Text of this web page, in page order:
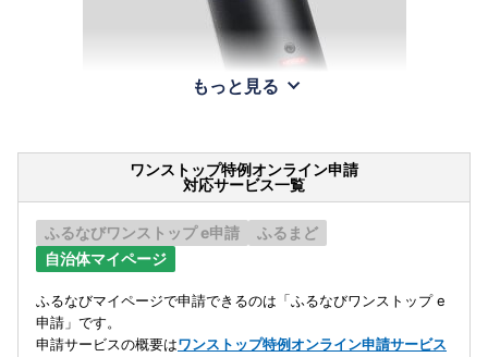
もっと見る
ワンストップ特例オンライン申請
対応サービス一覧
ふるなびワンストップ e申請
ふるまど
自治体マイページ
ふるなびマイページで申請できるのは「ふるなびワンストップ e
申請」です。
申請サービスの概要はワンストップ特例オンライン申請サービス